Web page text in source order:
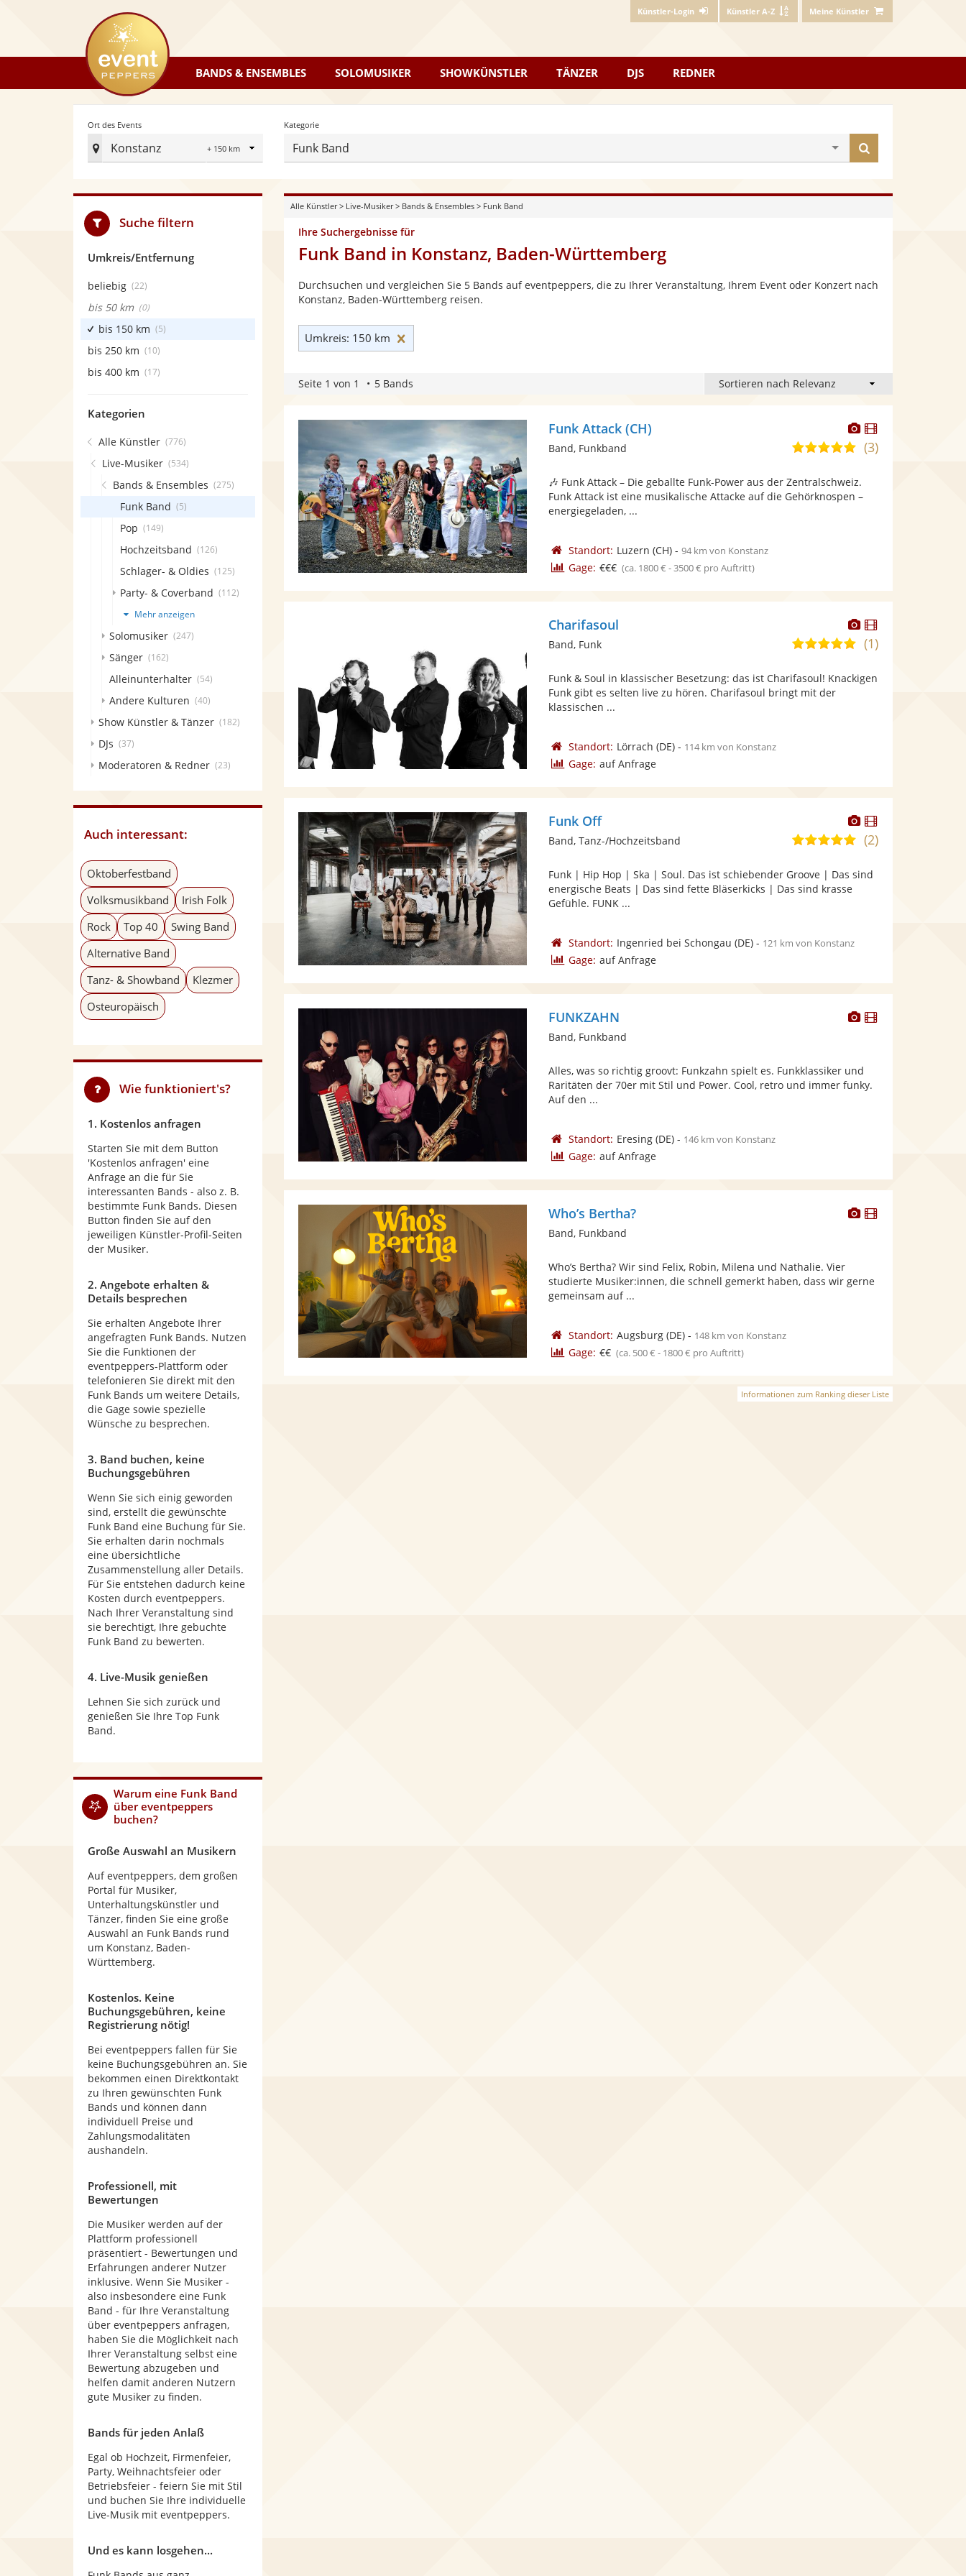
Künstler-Login Künstler A-Z Meine Künstler
eventpeppers
BANDS & ENSEMBLES SOLOMUSIKER SHOWKÜNSTLER TÄNZER DJS REDNER
Ort des Events
Konstanz
Radius
Ort
Events
festlegen
Kategorie
Funk Band
finden
Alle Künstler> Live-Musiker> Bands & Ensembles> Funk Band
Ihre Suchergebnisse für
Funk Band in Konstanz, Baden-Württemberg
Durchsuchen und vergleichen Sie 5 Bands auf eventpeppers, die zu Ihrer Veranstaltung, Ihrem Event oder Konzert nach
Konstanz, Baden-Württemberg reisen.
Umkreis: 150 km
Seite 1 von 1 5 Bands
Dieser
Künstler
stellt
Dieser
Künstler
Funk Attack (CH)
5,0
5
Sternen
(3)
Band, Funkband
🎶 Funk Attack – Die geballte Funk-Power aus der Zentralschweiz.
Funk Attack ist eine musikalische Attacke auf die Gehörknospen –
energiegeladen, ...
Standort: Luzern (CH)- 94 km von Konstanz
Gage: €€€ (ca. 1800 € - 3500 € pro Auftritt)
Dieser
Künstler
stellt
bereit.
Dieser
Künstler
Charifasoul
5,0
5
(1)
Band, Funk
Funk & Soul in klassischer Besetzung: das ist Charifasoul! Knackigen
Funk gibt es selten live zu hören. Charifasoul bringt mit der
klassischen ...
Standort: Lörrach (DE)- 114 km von Konstanz
Gage: auf Anfrage
Dieser
Künstler
stellt
Fotos
bereit.
Dieser
Künstler
Funk Off
5,0
5
(2)
Band, Tanz-/Hochzeitsband
Funk | Hip Hop | Ska | Soul. Das ist schiebender Groove | Das sind
energische Beats | Das sind fette Bläserkicks | Das sind krasse
Gefühle. FUNK ...
Standort: Ingenried bei Schongau (DE)- 121 km von Konstanz
Gage: auf Anfrage
Dieser
Fotos
bereit.
Dieser
FUNKZAHN
Band, Funkband
Alles, was so richtig groovt: Funkzahn spielt es. Funkklassiker und
Raritäten der 70er mit Stil und Power. Cool, retro und immer funky.
Auf den ...
Standort: Eresing(DE)- 146 km von Konstanz
Gage: auf Anfrage
DieserDieser
Who’s Bertha?
Band, Funkband
Who’s Bertha? Wir sind Felix, Robin, Milena und Nathalie. Vier
studierte Musiker:innen, die schnell gemerkt haben, dass wir gerne
gemeinsam auf ...
Standort: Augsburg(DE)- 148 km von Konstanz
Gage: €€ (ca. 500 € - 1800 € pro Auftritt)
Informationen zum Ranking dieser Liste
Suche filtern
Umkreis/Entfernung
beliebig (22)
bis 50 km (0)
bis 150 km (5)
bis 250 km (10)
bis 400 km (17)
Kategorien
Alle Künstler (776)
Live-Musiker (534)
Bands & Ensembles (275)
Funk Band (5)
Pop (149)
Hochzeitsband (126)
Schlager- & Oldies (125)
Party- & Coverband (112)
Mehr anzeigen
Solomusiker (247)
Sänger (162)
Alleinunterhalter (54)
Andere Kulturen (40)
Show Künstler & Tänzer (182)
DJs (37)
Moderatoren & Redner (23)
Auch interessant:
Oktoberfestband
Volksmusikband
Irish Folk
Rock
Top 40
Swing Band
Alternative Band
Tanz- & Showband
Klezmer
Osteuropäisch
Wie funktioniert's?
1. Kostenlos anfragen
Starten Sie mit dem Button
'Kostenlos anfragen' eine
Anfrage an die für Sie
interessanten Bands - also z. B.
bestimmte Funk Bands. Diesen
Button finden Sie auf den
jeweiligen Künstler-Profil-Seiten
der Musiker.
2. Angebote erhalten &
Details besprechen
Sie erhalten Angebote Ihrer
angefragten Funk Bands. Nutzen
Sie die Funktionen der
eventpeppers-Plattform oder
telefonieren Sie direkt mit den
Funk Bands um weitere Details,
die Gage sowie spezielle
Wünsche zu besprechen.
3. Band buchen, keine
Buchungsgebühren
Wenn Sie sich einig geworden
sind, erstellt die gewünschte
Funk Band eine Buchung für Sie.
Sie erhalten darin nochmals
eine übersichtliche
Zusammenstellung aller Details.
Für Sie entstehen dadurch keine
Kosten durch eventpeppers.
Nach Ihrer Veranstaltung sind
sie berechtigt, Ihre gebuchte
Funk Band zu bewerten.
4. Live-Musik genießen
Lehnen Sie sich zurück und
genießen Sie Ihre Top Funk
Band.
Warum eine Funk Band
über eventpeppers
buchen?
Große Auswahl an Musikern
Auf eventpeppers, dem großen
Portal für Musiker,
Unterhaltungskünstler und
Tänzer, finden Sie eine große
Auswahl an Funk Bands rund
um Konstanz, Baden-
Württemberg.
Kostenlos. Keine
Buchungsgebühren, keine
Registrierung nötig!
Bei eventpeppers fallen für Sie
keine Buchungsgebühren an. Sie
bekommen einen Direktkontakt
zu Ihren gewünschten Funk
Bands und können dann
individuell Preise und
Zahlungsmodalitäten
aushandeln.
Professionell, mit
Bewertungen
Die Musiker werden auf der
Plattform professionell
präsentiert - Bewertungen und
Erfahrungen anderer Nutzer
inklusive. Wenn Sie Musiker -
also insbesondere eine Funk
Band - für Ihre Veranstaltung
über eventpeppers anfragen,
haben Sie die Möglichkeit nach
Ihrer Veranstaltung selbst eine
Bewertung abzugeben und
helfen damit anderen Nutzern
gute Musiker zu finden.
Bands für jeden Anlaß
Egal ob Hochzeit, Firmenfeier,
Party, Weihnachtsfeier oder
Betriebsfeier - feiern Sie mit Stil
und buchen Sie Ihre individuelle
Live-Musik mit eventpeppers.
Und es kann losgehen...